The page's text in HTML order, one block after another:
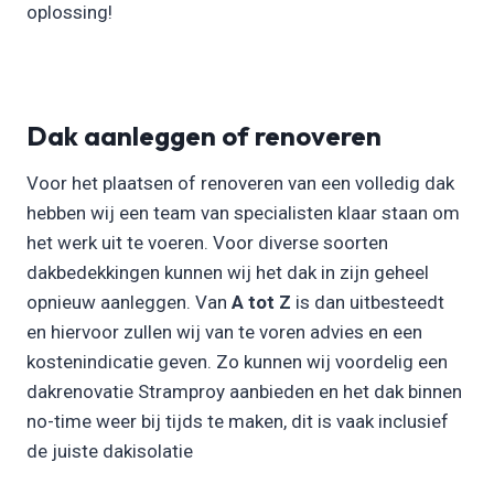
oplossing!
Dak aanleggen of renoveren
Voor het plaatsen of renoveren van een volledig dak
hebben wij een team van specialisten klaar staan om
het werk uit te voeren. Voor diverse soorten
dakbedekkingen kunnen wij het dak in zijn geheel
opnieuw aanleggen. Van A tot Z is dan uitbesteedt
en hiervoor zullen wij van te voren advies en een
kostenindicatie geven. Zo kunnen wij voordelig een
dakrenovatie Stramproy aanbieden en het dak binnen
no-time weer bij tijds te maken, dit is vaak inclusief
de juiste dakisolatie